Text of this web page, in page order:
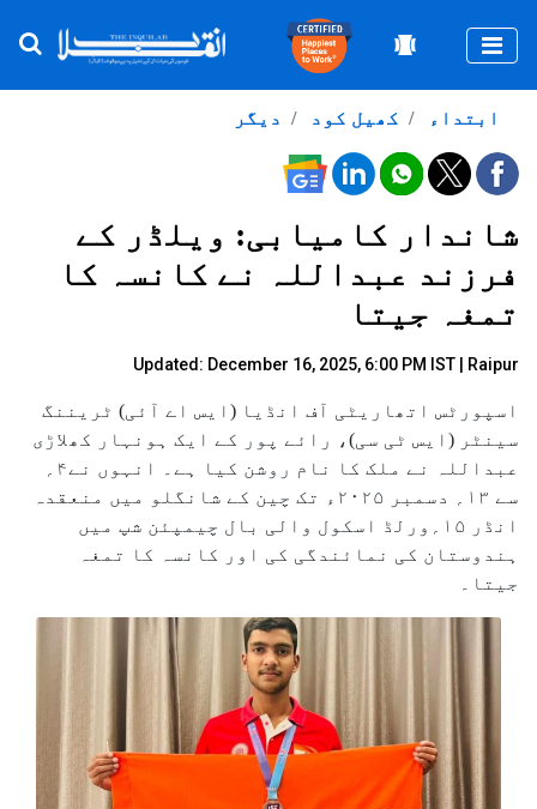
دیگر کھیل کود ابتداء
شاندار کامیابی: ویلڈر کے
فرزند عبداللہ نے کانسہ کا
تمغہ جیتا
Updated: December 16, 2025, 6:00 PM IST | Raipur
اسپورٹس اتھاریٹی آف انڈیا (ایس اے آئی) ٹریننگ
سینٹر (ایس ٹی سی)، رائے پور کے ایک ہونہار کھلاڑی
سے ۱۳؍ دسمبر ۲۰۲۵ء تک چین کے شانگلو میں منعقدہ
انڈر ۱۵؍ورلڈ اسکول والی بال چیمپئن شپ میں
ہندوستان کی نمائندگی کی اور کانسہ کا تمغہ
جیتا۔